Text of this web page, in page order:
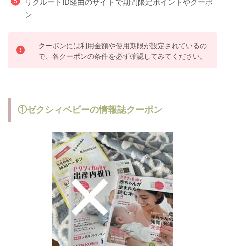
ン
クーポンには利用金額や使用期限が設定されているの
で、各クーポンの条件を必ず確認してみてください。
①ゼクシィベビーの情報誌クーポン